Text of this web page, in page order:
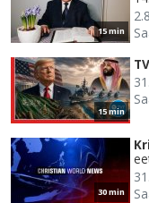
15 min
15 min
30 min